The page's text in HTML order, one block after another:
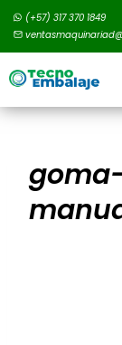
Saltar
(+57) 317 370 1849